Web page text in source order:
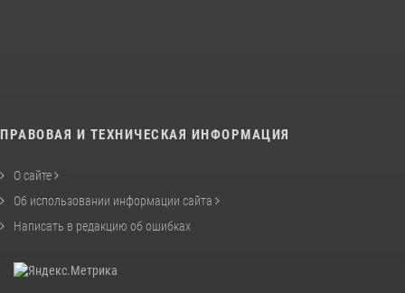
ПРАВОВАЯ И ТЕХНИЧЕСКАЯ ИНФОРМАЦИЯ
О сайте
Об использовании информации сайта
Написать в редакцию об ошибках